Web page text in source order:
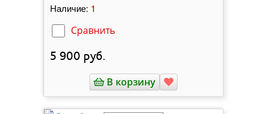
Наличие: 1
Сравнить
5 900 руб.
В корзину